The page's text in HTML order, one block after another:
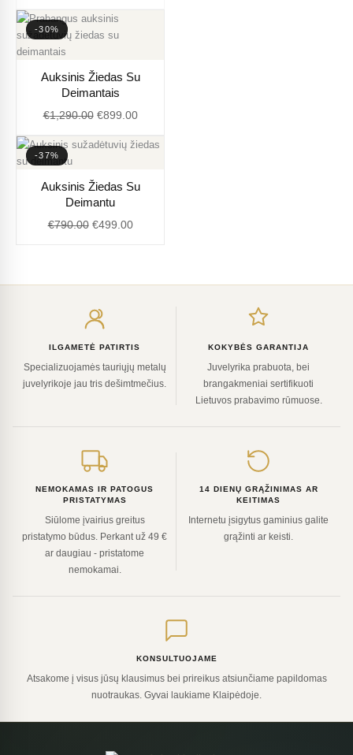
-30%
Auksinis Žiedas Su
Deimantais
€1,290.00
price
was:
€1,290.00.
€899.00
price
€899.00.
-37%
Auksinis Žiedas Su
Deimantu
€790.00
price
was:
€790.00.
€499.00
price
€499.00.
ILGAMETĖ PATIRTIS
Specializuojamės tauriųjų metalų
juvelyrikoje jau tris dešimtmečius.
KOKYBĖS GARANTIJA
Juvelyrika prabuota, bei
brangakmeniai sertifikuoti
Lietuvos prabavimo rūmuose.
NEMOKAMAS IR PATOGUS
PRISTATYMAS
Siūlome įvairius greitus
pristatymo būdus. Perkant už 49 €
ar daugiau - pristatome
nemokamai.
14 DIENŲ GRĄŽINIMAS AR
KEITIMAS
Internetu įsigytus gaminius galite
grąžinti ar keisti.
KONSULTUOJAME
Atsakome į visus jūsų klausimus bei prireikus atsiunčiame papildomas
nuotraukas. Gyvai laukiame Klaipėdoje.